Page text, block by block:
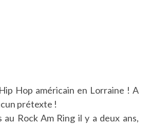
Hop américain en Lorraine ! A
prétexte !
au Rock Am Ring il y a deux ans,